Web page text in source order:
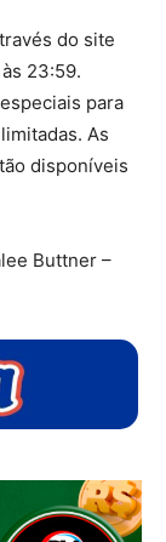
do site
23:59.
para
As
disponíveis
Buttner –